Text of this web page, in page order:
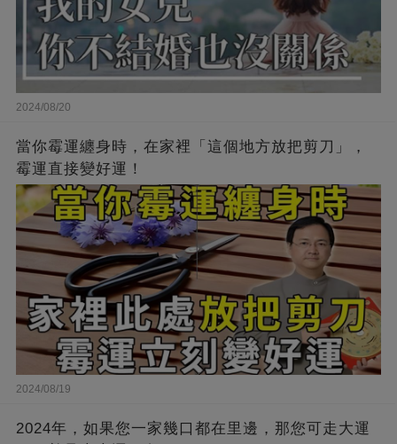
2024/08/20
當你霉運纏身時，在家裡「這個地方放把剪刀」，
霉運直接變好運！
2024/08/19
2024年，如果您一家幾口都在里邊，那您可走大運